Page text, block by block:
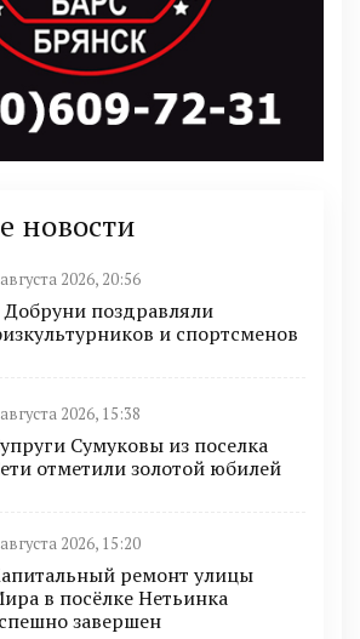
новости
2026, 20:56
Добруни поздравляли
и спортсменов
2026, 15:38
Сумуковы из поселка
отметили золотой юбилей
2026, 15:20
ремонт улицы
в посёлке Нетьинка
завершен